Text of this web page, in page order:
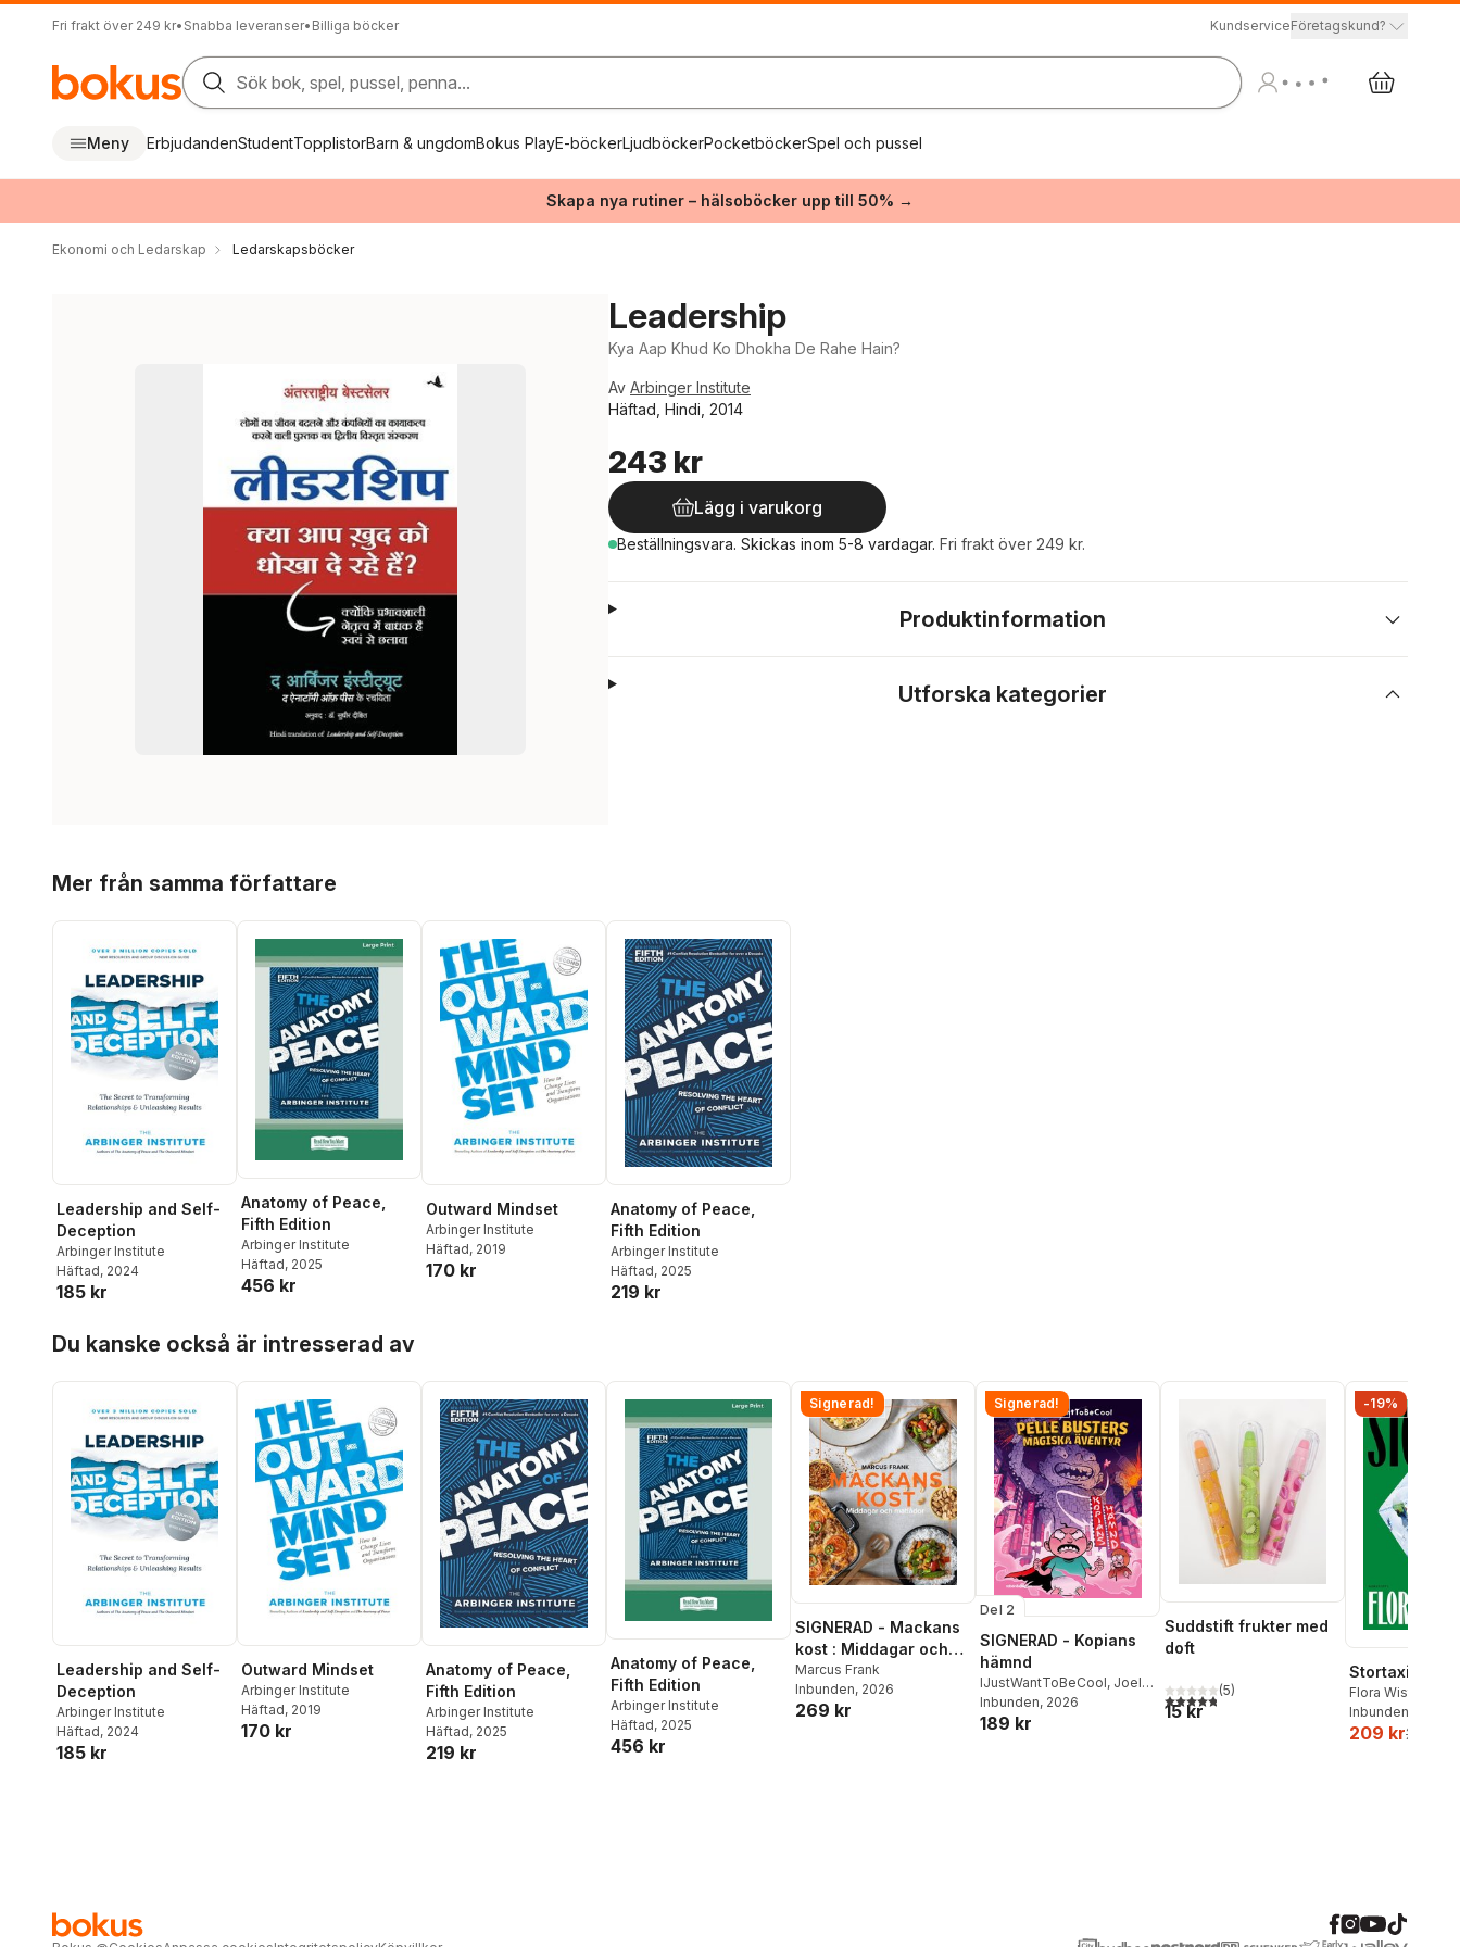
Fri frakt över 249 kr• Snabba leveranser• Billiga böcker KundserviceFöretagskund?
Sök bok, spel, pussel, penna...
Meny ErbjudandenStudentTopplistorBarn & ungdomBokus PlayE-böckerLjudböckerPocketböckerSpel och pussel
Skapa nya rutiner – hälsoböcker upp till 50% →
Ekonomi och Ledarskap Ledarskapsböcker
Leadership
Kya Aap Khud Ko Dhokha De Rahe Hain?
Av Arbinger Institute
Häftad, Hindi, 2014
243 kr
Lägg i varukorg
Beställningsvara. Skickas inom 5-8 vardagar. Fri frakt över 249 kr.
Produktinformation
Utforska kategorier
Mer från samma författare
Leadership and Self-
Deception
Arbinger Institute
Häftad, 2024
185 kr
Anatomy of Peace,
Fifth Edition
Arbinger Institute
Häftad, 2025
456 kr
Outward Mindset
Arbinger Institute
Häftad, 2019
170 kr
Anatomy of Peace,
Fifth Edition
Arbinger Institute
Häftad, 2025
219 kr
Du kanske också är intresserad av
Leadership and Self-
Deception
Arbinger Institute
Häftad, 2024
185 kr
Outward Mindset
Arbinger Institute
Häftad, 2019
170 kr
Anatomy of Peace,
Fifth Edition
Arbinger Institute
Häftad, 2025
219 kr
Anatomy of Peace,
Fifth Edition
Arbinger Institute
Häftad, 2025
456 kr
Signerad!
SIGNERAD - Mackans
kost : Middagar och
matlådor
Marcus Frank
Inbunden, 2026
269 kr
Signerad!
Del 2
SIGNERAD - Kopians
hämnd
IJustWantToBeCool, Joel
Adolphson,Emil Ejdemo
Beer ,Victor Beer
Inbunden, 2026
189 kr
Suddstift frukter med
doft
4,8utav 5 stjärnor. Totalt antal röster:
(5)
15 kr
-19%
Stortaxi
Flora Wiström
Inbunden
209 kr259 kr